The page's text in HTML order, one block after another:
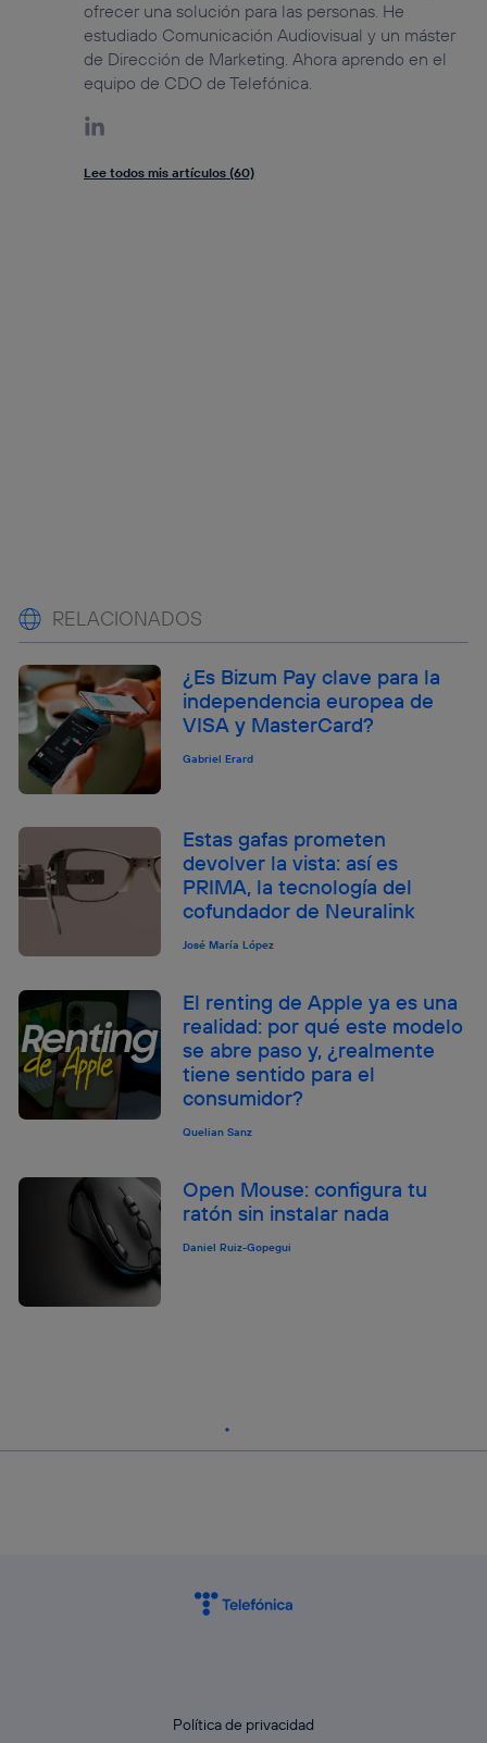
ofrecer una solución para las personas. He
estudiado Comunicación Audiovisual y un máster
de Dirección de Marketing. Ahora aprendo en el
equipo de CDO de Telefónica.
Lee todos mis artículos (60)
RELACIONADOS
¿Es Bizum Pay clave para la
independencia europea de
VISA y MasterCard?
Gabriel Erard
Estas gafas prometen
devolver la vista: así es
PRIMA, la tecnología del
cofundador de Neuralink
José María López
El renting de Apple ya es una
realidad: por qué este modelo
se abre paso y, ¿realmente
tiene sentido para el
consumidor?
Quelian Sanz
Open Mouse: configura tu
ratón sin instalar nada
Daniel Ruiz-Gopegui
Política de privacidad